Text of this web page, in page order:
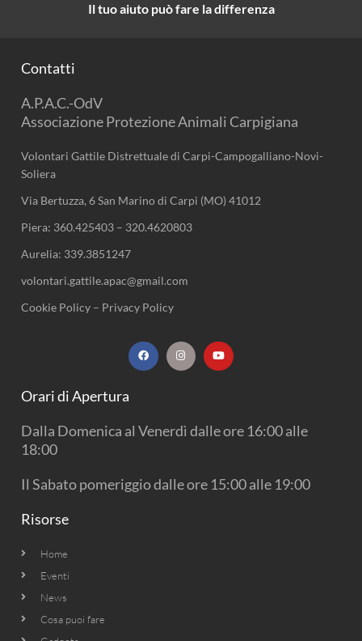
Il tuo aiuto può fare la differenza
Contatti
A.P.A.C.-OdV
Associazione Protezione Animali Carpigiana
Volontari Gattile Distrettuale di Carpi-Campogalliano-Novi-
Soliera
Via Bertuzza, 6 San Marino di Carpi (MO) 41012
Piera: 360.425403 – 320.4620803
Aurelia: 339.3851247
volontari.gattile.apac@gmail.com
Cookie Policy – Privacy Policy
F
a
I
n
m
Y
o
Orari di Apertura
Dalla Domenica al Venerdì dalle ore 16:00 alle
18:00
Il Sabato pomeriggio dalle ore 15:00 alle 19:00
Risorse
Home
Eventi
News
Cosa puoi fare